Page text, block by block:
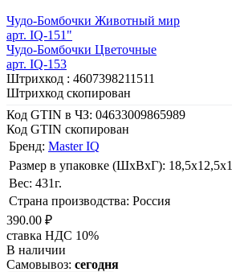
Чудо-Бомбочки Животный мир
арт. IQ-151"
Чудо-Бомбочки Цветочные
арт. IQ-153
Штрихкод : 4607398211511
Штрихкод скопирован
Код GTIN в ЧЗ: 04633009865989
Код GTIN скопирован
Бренд: Master IQ
Размер в упаковке (ШхВxГ):
Вес: 431г.
Страна производства: Россия
390.00 ₽
ставка НДС 10%
В наличии
Самовывоз: сегодня